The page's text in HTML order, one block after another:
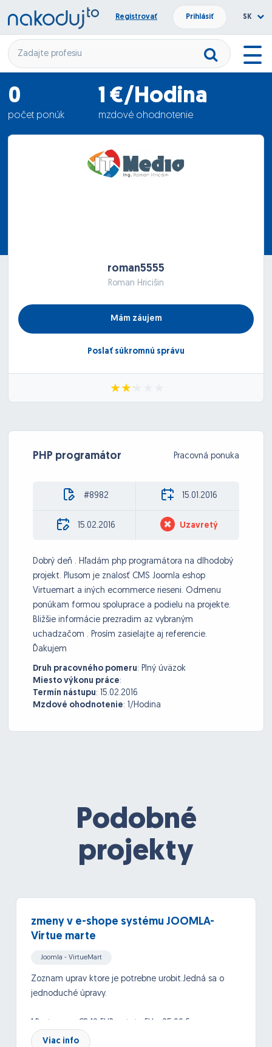
Registrovať Prihlásiť SK
0
počet ponúk
1 €/Hodina
mzdové ohodnotenie
15.02.2016
roman5555
Roman Hricišin
Mám záujem
Poslať súkromnú správu
PHP programátor Pracovná ponuka
#8982 15.01.2016
15.02.2016 Uzavretý
Dobrý deň . Hľadám php programátora na dlhodobý
projekt. Plusom je znalosť CMS Joomla eshop
Virtuemart a iných ecommerce rieseni. Odmenu
ponúkam formou spoluprace a podielu na projekte.
Bližšie informácie prezradim az vybraným
uchadzačom . Prosím zasielajte aj referencie.
Ďakujem
Druh pracovného pomeru: Plný úväzok
Miesto výkonu práce:
Termín nástupu: 15.02.2016
Mzdové ohodnotenie: 1/Hodina
Podobné
projekty
zmeny v e-shope systému JOOMLA-
Virtue marte
Joomla - VirtueMart
Zoznam uprav ktore je potrebne urobit.Jedná sa o
jednoduché úpravy.
Upravit pri objednavani štáty - v systeme je iba
Viac info